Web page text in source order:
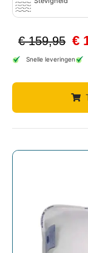
€159,95 €
Snelle leveringen